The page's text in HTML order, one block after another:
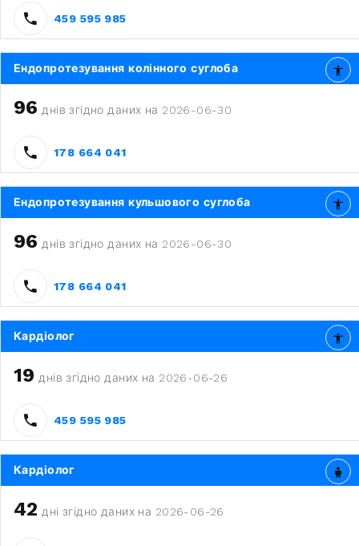
459 595 985
Ендопротезування колінного суглоба
96 днів згідно даних на 2026-06-30
178 664 041
Ендопротезування кульшового суглоба
96 днів згідно даних на 2026-06-30
178 664 041
Кардіолог
19 днів згідно даних на 2026-06-26
459 595 985
Кардіолог
42 дні згідно даних на 2026-06-26